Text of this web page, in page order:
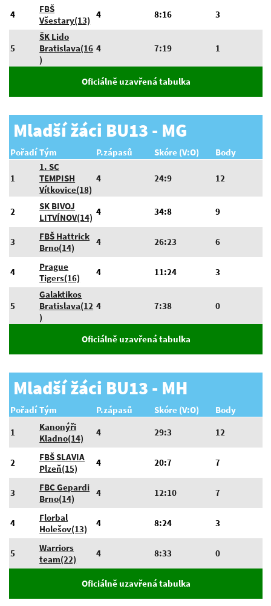
4
FBŠ
Všestary(13)
4 8:16 3
5
ŠK Lido
Bratislava(16
)
4 7:19 1
Oficiálně uzavřená tabulka
Mladší žáci BU13 - MG
Pořadí Tým P.zápasů Skóre (V:O) Body
1
1. SC
TEMPISH
Vítkovice(18)
4 24:9 12
2
SK BIVOJ
LITVÍNOV(14)
4 34:8 9
3
FBŠ Hattrick
Brno(14)
4 26:23 6
4
Prague
Tigers(16)
4 11:24 3
5
Galaktikos
Bratislava(12
)
4 7:38 0
Oficiálně uzavřená tabulka
Mladší žáci BU13 - MH
Pořadí Tým P.zápasů Skóre (V:O)
Body
1
Kanonýři
Kladno(14)
4 29:3 12
2
FBŠ SLAVIA
Plzeň(15)
4 20:7 7
3
FBC Gepardi
Brno(14)
4 12:10 7
4
Florbal
Holešov(13)
4 8:24 3
5
Warriors
team(22)
4 8:33 0
Oficiálně uzavřená tabulka